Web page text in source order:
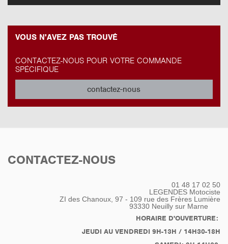
VOUS N'AVEZ PAS TROUVÉ
CONTACTEZ-NOUS POUR VOTRE COMMANDE
SPÉCIFIQUE
contactez-nous
CONTACTEZ-NOUS
01 48 17 02 50
LEGENDES Motociste
ZI des Chanoux, 97 - 109 rue des Frères Lumière
93330 Neuilly sur Marne
HORAIRE D'OUVERTURE:
JEUDI AU VENDREDI 9H-13H / 14H30-18H